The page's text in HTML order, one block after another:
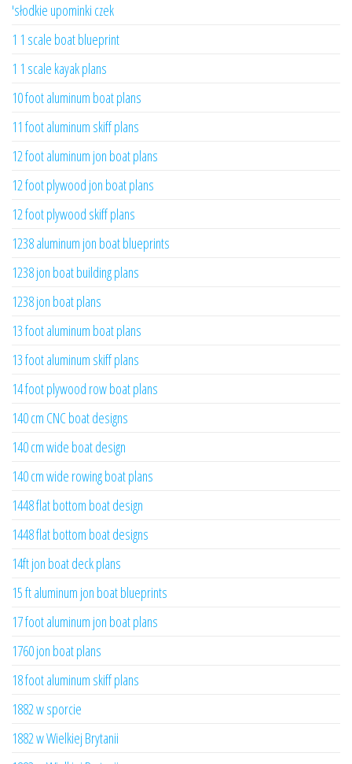
'słodkie upominki czek
1 1 scale boat blueprint
1 1 scale kayak plans
10 foot aluminum boat plans
11 foot aluminum skiff plans
12 foot aluminum jon boat plans
12 foot plywood jon boat plans
12 foot plywood skiff plans
1238 aluminum jon boat blueprints
1238 jon boat building plans
1238 jon boat plans
13 foot aluminum boat plans
13 foot aluminum skiff plans
14 foot plywood row boat plans
140 cm CNC boat designs
140 cm wide boat design
140 cm wide rowing boat plans
1448 flat bottom boat design
1448 flat bottom boat designs
14ft jon boat deck plans
15 ft aluminum jon boat blueprints
17 foot aluminum jon boat plans
1760 jon boat plans
18 foot aluminum skiff plans
1882 w sporcie
1882 w Wielkiej Brytanii